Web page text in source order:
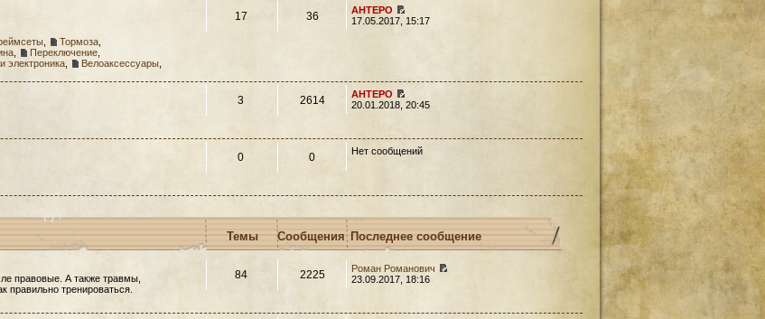
Тормоза
Переключение
электроника Велоаксессуары
17 36
AHTEPO
17.05.2017, 15:17
3 2614
AHTEPO
20.01.2018, 20:45
0 0 Нет сообщений
Темы Сообщения Последнее сообщение
правовые. А также травмы,
правильно тренироваться.
84 2225
Роман Романович
23.09.2017, 18:16